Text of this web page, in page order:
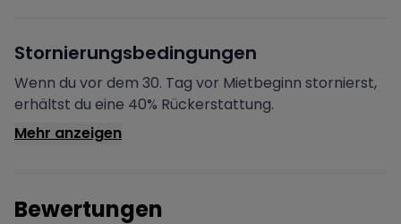
Sichere Zahlung
Deine Zahlung wird verschlüsselt verarbeitet. Deine
Daten sind geschützt.
Verifizierter Vermieter
verifiziert.
Stornierungsbedingungen
Wenn du vor dem 30. Tag vor Mietbeginn stornierst,
erhältst du eine 40% Rückerstattung.
Mehr anzeigen
Bewertungen